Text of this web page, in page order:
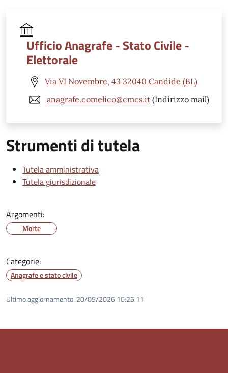
Ufficio Anagrafe - Stato Civile -
Elettorale
Via VI Novembre, 43 32040 Candide (BL)
anagrafe.comelico@cmcs.it (Indirizzo mail)
Strumenti di tutela
Tutela amministrativa
Tutela giurisdizionale
Argomenti:
Morte
Categorie:
Anagrafe e stato civile
Ultimo aggiornamento: 20/05/2026 10:25.11